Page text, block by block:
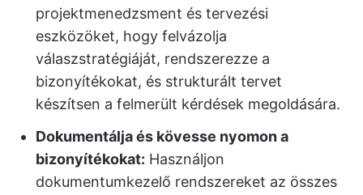
projektmenedzsment és tervezési
eszközöket, hogy felvázolja
válaszstratégiáját, rendszerezze a
bizonyítékokat, és strukturált tervet
készítsen a felmerült kérdések megoldására.
Dokumentálja és kövesse nyomon a
bizonyítékokat: Használjon
dokumentumkezelő rendszereket az összes